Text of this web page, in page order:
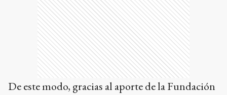
De este modo, gracias al aporte de la Fundación